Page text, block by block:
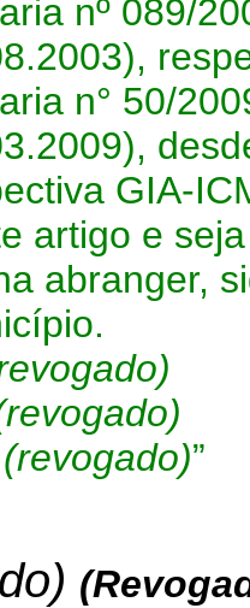
nº 089/
n° 50/
GIA-
artigo e
abranger,
(revogado)”